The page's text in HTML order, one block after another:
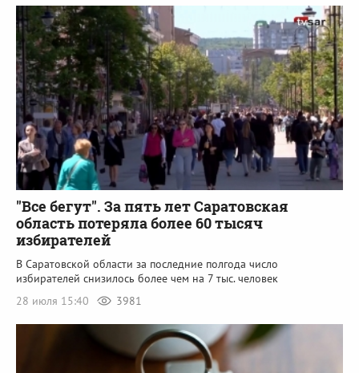
"Все бегут". За пять лет Саратовская
область потеряла более 60 тысяч
избирателей
В Саратовской области за последние полгода число
избирателей снизилось более чем на 7 тыс. человек
28 июля 15:40
3981